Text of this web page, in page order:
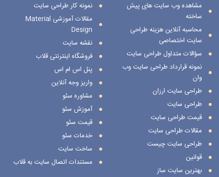
نمونه کار طراحی سایت
مقالات آموزشی Material
Design
نقشه سایت
فروشگاه اینترنتی قلاب
پنل اس ام اس
واریز وجه آنلاین
مشاوره سئو
آموزش سئو
قیمت سئو
خدمات سئو
ساخت سایت
مستندات اتصال سایت به قلاب
مشاهده وب سایت های پیش
ساخته
محاسبه آنلاین هزینه طراحی
سایت اختصاصی
سؤالات متداول طراحی سایت
نمونه قرارداد طراحی سایت وب
وان
طراحی سایت ارزان
طراحی سایت
قیمت طراحی سایت
مقالات طراحی سایت
طراحی سایت چیست
قوانین
بهترین سایت ساز